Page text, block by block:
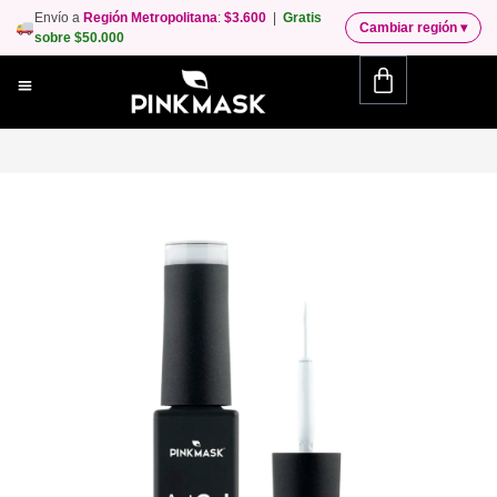
Envío a Región Metropolitana:$3.600 |Gratis
sobre $50.000
Cambiar región ▾